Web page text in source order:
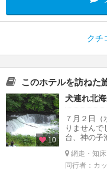
クチ
このホテルを訪ねた
10
犬連れ北
７月２日（
りませんで
台、神の子
網走・知床
同行者：カ